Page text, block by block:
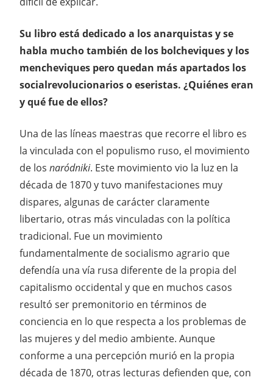
Su libro está dedicado a los anarquistas y se
habla mucho también de los bolcheviques y los
mencheviques pero quedan más apartados los
socialrevolucionarios o eseristas. ¿Quiénes eran
y qué fue de ellos?
Una de las líneas maestras que recorre el libro es
la vinculada con el populismo ruso, el movimiento
de los naródniki. Este movimiento vio la luz en la
década de 1870 y tuvo manifestaciones muy
dispares, algunas de carácter claramente
libertario, otras más vinculadas con la política
tradicional. Fue un movimiento
fundamentalmente de socialismo agrario que
defendía una vía rusa diferente de la propia del
capitalismo occidental y que en muchos casos
resultó ser premonitorio en términos de
conciencia en lo que respecta a los problemas de
las mujeres y del medio ambiente. Aunque
conforme a una percepción murió en la propia
década de 1870, otras lecturas defienden que, con